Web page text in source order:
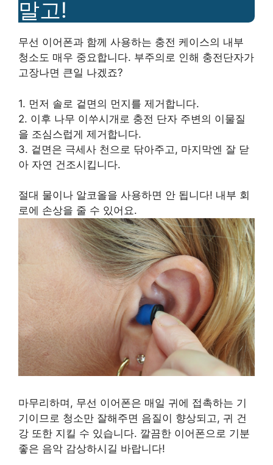
말고!
무선 이어폰과 함께 사용하는 충전 케이스의 내부
청소도 매우 중요합니다. 부주의로 인해 충전단자가
고장나면 큰일 나겠죠?
1. 먼저 솔로 겉면의 먼지를 제거합니다.
2. 이후 나무 이쑤시개로 충전 단자 주변의 이물질
을 조심스럽게 제거합니다.
3. 겉면은 극세사 천으로 닦아주고, 마지막엔 잘 닫
아 자연 건조시킵니다.
절대 물이나 알코올을 사용하면 안 됩니다! 내부 회
로에 손상을 줄 수 있어요.
마무리하며, 무선 이어폰은 매일 귀에 접촉하는 기
기이므로 청소만 잘해주면 음질이 향상되고, 귀 건
강 또한 지킬 수 있습니다. 깔끔한 이어폰으로 기분
좋은 음악 감상하시길 바랍니다!